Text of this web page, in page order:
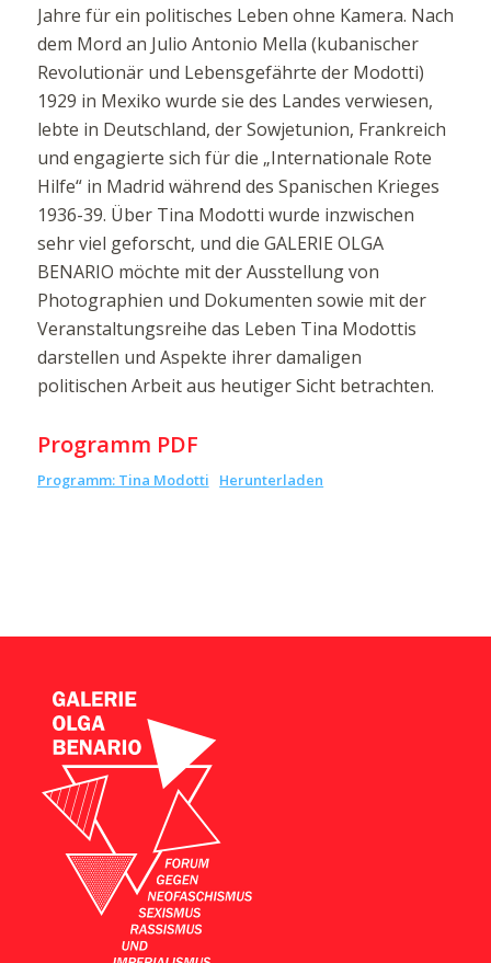
Jahre für ein politisches Leben ohne Kamera. Nach
dem Mord an Julio Antonio Mella (kubanischer
Revolutionär und Lebensgefährte der Modotti)
1929 in Mexiko wurde sie des Landes verwiesen,
lebte in Deutschland, der Sowjetunion, Frankreich
und engagierte sich für die „Internationale Rote
Hilfe“ in Madrid während des Spanischen Krieges
1936-39. Über Tina Modotti wurde inzwischen
sehr viel geforscht, und die GALERIE OLGA
BENARIO möchte mit der Ausstellung von
Photographien und Dokumenten sowie mit der
Veranstaltungsreihe das Leben Tina Modottis
darstellen und Aspekte ihrer damaligen
politischen Arbeit aus heutiger Sicht betrachten.
Programm PDF
Programm: Tina Modotti Herunterladen